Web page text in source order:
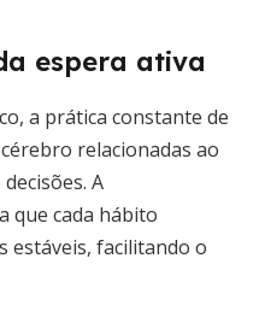
espera ativa
a prática constante de
relacionadas ao
A
que cada hábito
estáveis, facilitando o